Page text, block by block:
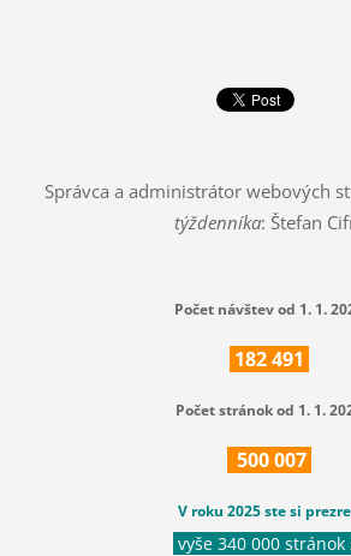
Správca a administrátor webových
týždenníka: Štefan
Počet návštev od 1. 1.
182491
Počet stránok od 1. 1.
500007
V roku 2025 ste si
vyše 340 000 stránok